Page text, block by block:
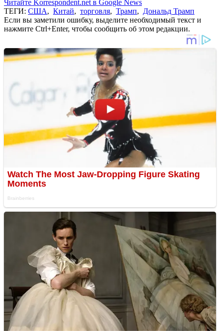
Читайте Korrespondent.net в Google News
ТЕГИ: США, Китай, торговля, Трамп, Дональд Трамп
Если вы заметили ошибку, выделите необходимый текст и
нажмите Ctrl+Enter, чтобы сообщить об этом редакции.